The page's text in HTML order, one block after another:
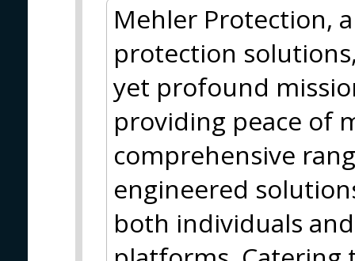
Mehler Protection,
protection
yet profound
providing peace of
comprehensive
engineered
both individuals